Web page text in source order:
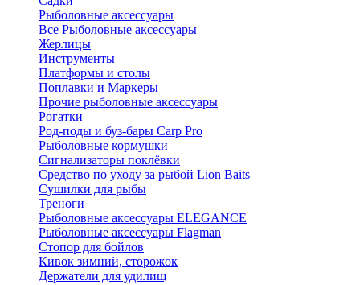
Рыболовные аксессуары
Все Рыболовные аксессуары
Жерлицы
Инструменты
Платформы и столы
Поплавки и Маркеры
Прочие рыболовные аксессуары
Рогатки
Род-поды и буз-бары Carp Pro
Рыболовные кормушки
Сигнализаторы поклёвки
Средство по уходу за рыбой Lion Baits
Сушилки для рыбы
Треноги
Рыболовные аксессуары ELEGANCE
Рыболовные аксессуары Flagman
Стопор для бойлов
Кивок зимний, сторожок
Держатели для удилищ